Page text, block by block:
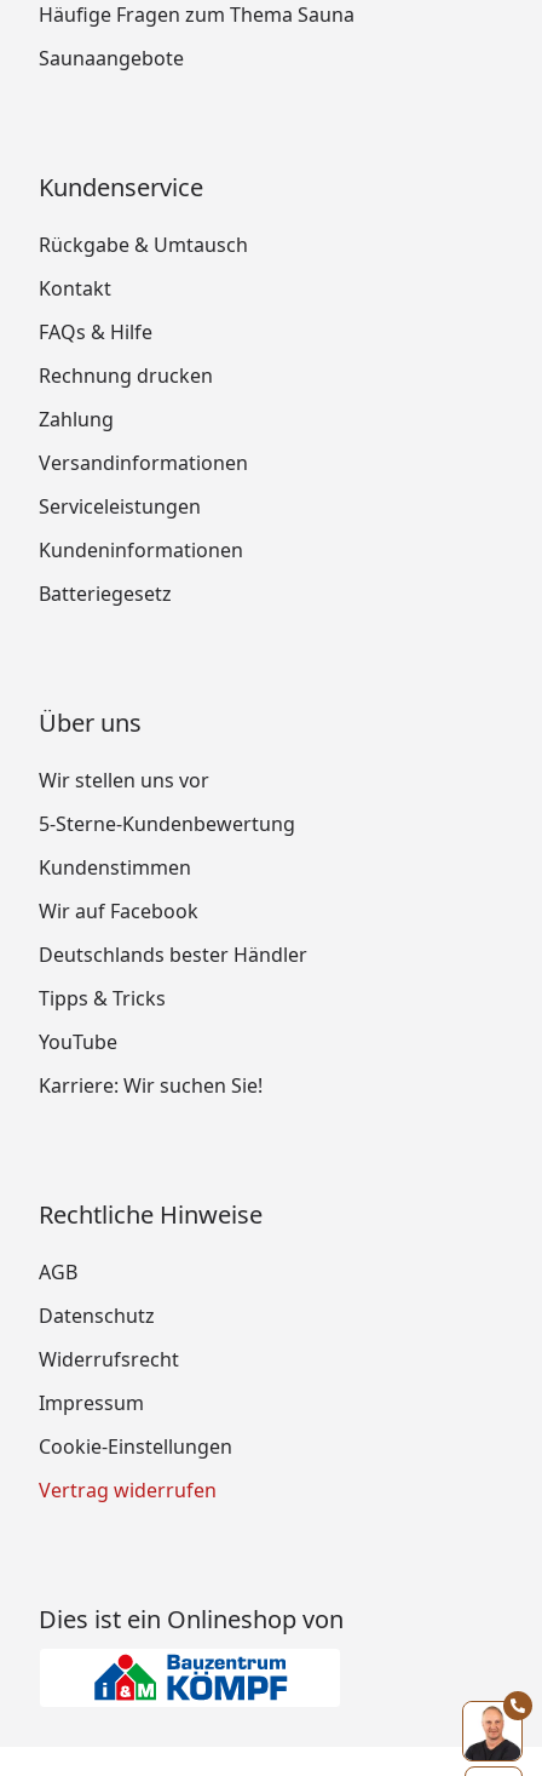
Häufige Fragen zum Thema Sauna
Saunaangebote
Kundenservice
Rückgabe & Umtausch
Kontakt
FAQs & Hilfe
Rechnung drucken
Zahlung
Versandinformationen
Serviceleistungen
Kundeninformationen
Batteriegesetz
Über uns
Wir stellen uns vor
5-Sterne-Kundenbewertung
Kundenstimmen
Wir auf Facebook
Deutschlands bester Händler
Tipps & Tricks
YouTube
Karriere: Wir suchen Sie!
Rechtliche Hinweise
AGB
Datenschutz
Widerrufsrecht
Impressum
Cookie-Einstellungen
Vertrag widerrufen
Dies ist ein Onlineshop von